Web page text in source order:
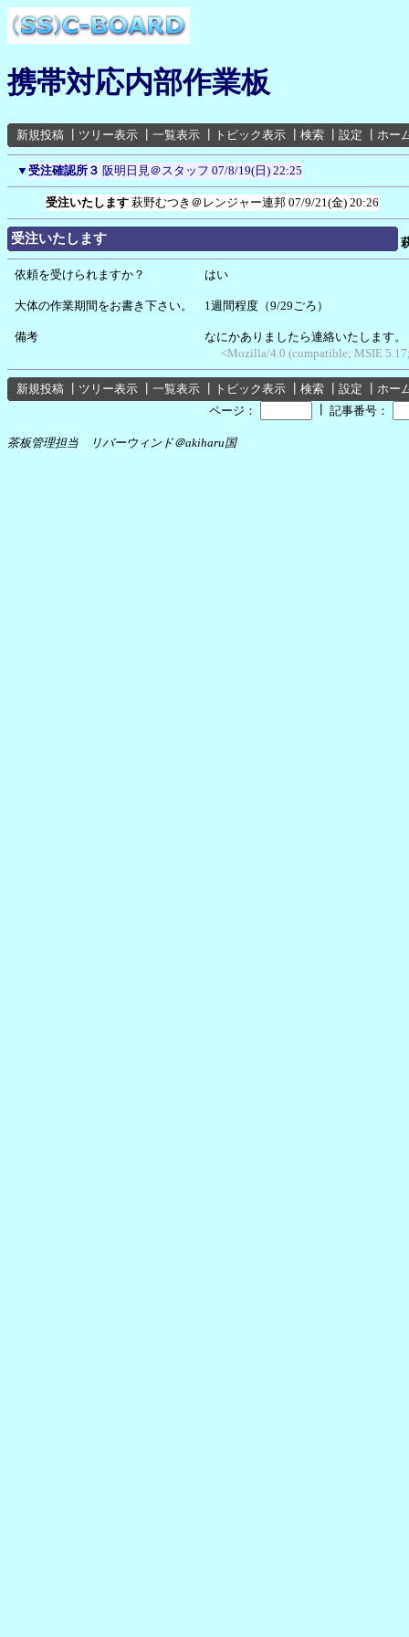
携帯対応内部作業板
新規投稿 ツリー表示 一覧表示 トピック表示 検索 設定 ホー
▼ 受注確認所３ 阪明日見＠スタッフ 07/8/19(日) 22:25
受注いたします 萩野むつき＠レンジャー連邦 07/9/21(金) 20:26
受注いたします
依頼を受けられますか？ はい
大体の作業期間をお書き下さい。 1週間程度（9/29ごろ）
備考 なにかありましたら連絡いたします。
<Mozilla/4.0 (compatible; MSIE
新規投稿 ツリー表示 一覧表示 トピック表示 検索 設定
ホー
ページ：
記事番号：
茶板管理担当 リバーウィンド＠akiharu国